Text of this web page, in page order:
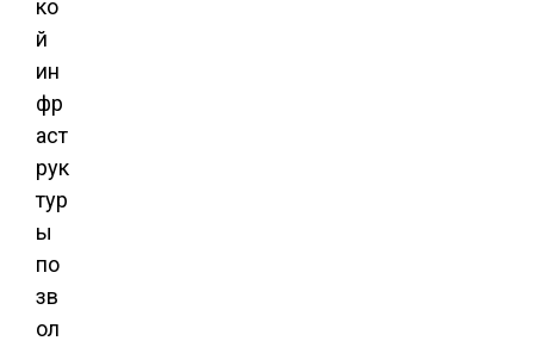
ко
й
ин
фр
аст
рук
тур
ы
по
зв
ол